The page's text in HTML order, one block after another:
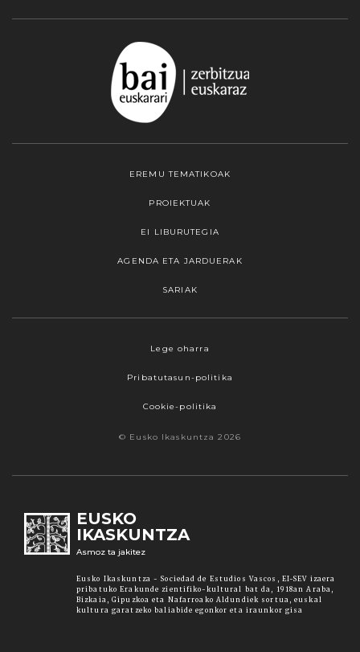
EREMU TEMATIKOAK
PROIEKTUAK
EI LIBURUTEGIA
AGENDA ETA JARDUERAK
SARIAK
Lege oharra
Pribatutasun-politika
Cookie-politika
© Eusko Ikaskuntza 2026
EUSKO
IKASKUNTZA
Asmoz ta jakitez
Eusko Ikaskuntza - Sociedad de Estudios Vascos, EI-SEV izaera
pribatuko Erakunde zientifiko-kultural bat da, 1918an Araba,
Bizkaia, Gipuzkoa eta Nafarroako Aldundiek sortua, euskal
kultura garatzeko baliabide egonkor eta iraunkor gisa
Webgune honek cookieak erabiltzen ditu,
nabigatzeko nahiago duzun cookie aukera.
Guztiz desaktibatzea ere hauta dezakezu.
"konfigurazioa" aukeran. "Onartzen dut" botoia
cookie politika onartzen duzula adierazten ari
gehiago lortzeko.
Onartu